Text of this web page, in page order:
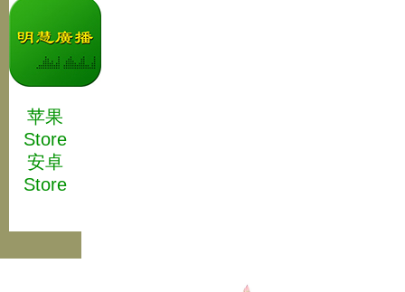
苹果
Store
安卓
Store